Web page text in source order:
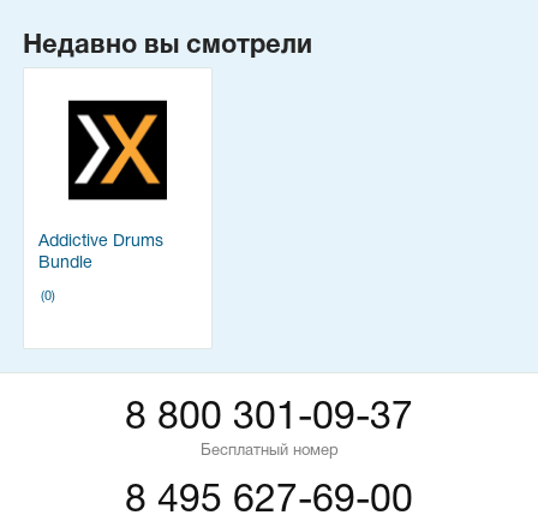
Недавно вы смотрели
Addictive Drums
Bundle
(0)
8 800 301-09-37
Бесплатный номер
8 495 627-69-00